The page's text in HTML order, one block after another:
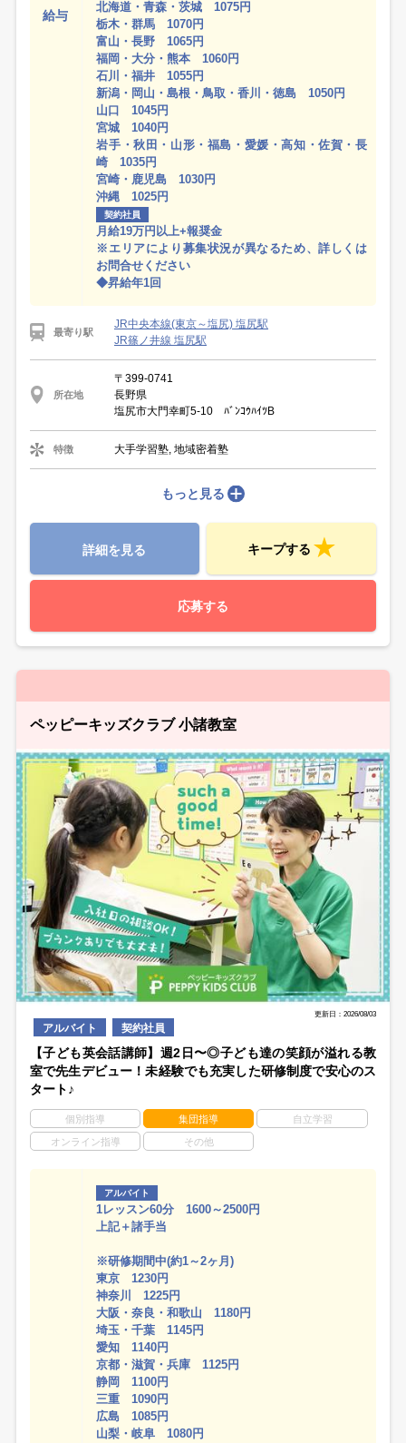
給与
北海道・青森・茨城 1075円
栃木・群馬 1070円
富山・長野 1065円
福岡・大分・熊本 1060円
石川・福井 1055円
新潟・岡山・島根・鳥取・香川・徳島 1050円
山口 1045円
宮城 1040円
岩手・秋田・山形・福島・愛媛・高知・佐賀・長
崎 1035円
宮崎・鹿児島 1030円
沖縄 1025円
契約社員
月給19万円以上+報奨金
※エリアにより募集状況が異なるため、詳しくは
お問合せください
◆昇給年1回
最寄り駅
JR中央本線(東京～塩尻) 塩尻駅
JR篠ノ井線 塩尻駅
所在地
〒399-0741
長野県
塩尻市大門幸町5-10 ﾊﾞﾝｺｳﾊｲﾂB
特徴 大手学習塾, 地域密着塾
もっと見る
詳細を見る キープする
応募する
ペッピーキッズクラブ 小諸教室
更新日：2026/08/03
アルバイト 契約社員
【子ども英会話講師】週2日〜◎子ども達の笑顔が溢れる教
室で先生デビュー！未経験でも充実した研修制度で安心のス
タート♪
個別指導 集団指導 自立学習
オンライン指導 その他
アルバイト
1レッスン60分 1600～2500円
上記＋諸手当
※研修期間中(約1～2ヶ月)
東京 1230円
神奈川 1225円
大阪・奈良・和歌山 1180円
埼玉・千葉 1145円
愛知 1140円
京都・滋賀・兵庫 1125円
静岡 1100円
三重 1090円
広島 1085円
山梨・岐阜 1080円